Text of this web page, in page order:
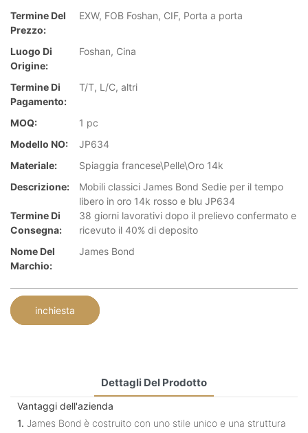
Termine Del
Prezzo:
EXW, FOB Foshan, CIF, Porta a porta
Luogo Di
Origine:
Foshan, Cina
Termine Di
Pagamento:
T/T, L/C, altri
MOQ:
1 pc
Modello NO:
JP634
Materiale:
Spiaggia francese\Pelle\Oro 14k
Descrizione:
Mobili classici James Bond Sedie per il tempo
libero in oro 14k rosso e blu JP634
Termine Di
Consegna:
38 giorni lavorativi dopo il prelievo confermato e
ricevuto il 40% di deposito
Nome Del
Marchio:
James Bond
inchiesta
Dettagli Del Prodotto
Vantaggi dell'azienda
1. James Bond è costruito con uno stile unico e una struttura